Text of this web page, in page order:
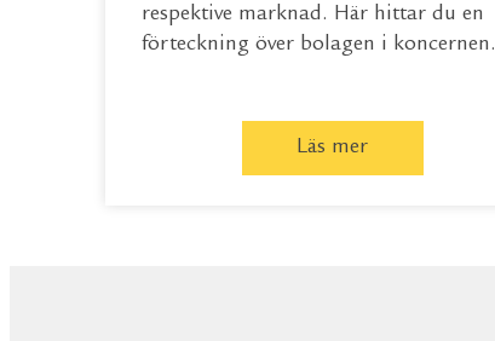
respektive marknad. Här hittar du en
förteckning över bolagen i koncernen.
Läs mer